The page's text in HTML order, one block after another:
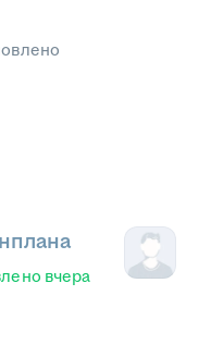
вчера